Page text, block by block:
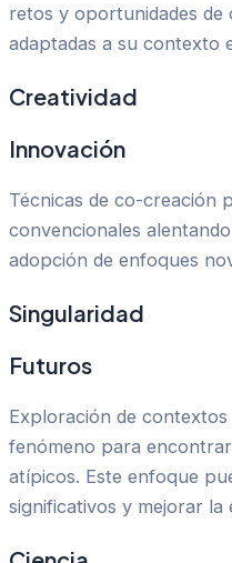
retos y oportunidades de
adaptadas a su contexto
Creatividad
Innovación
Técnicas de co-creación
convencionales
adopción de enfoques
Singularidad
Futuros
Exploración de
fenómeno para
atípicos. Este enfoque
significativos y mejorar la